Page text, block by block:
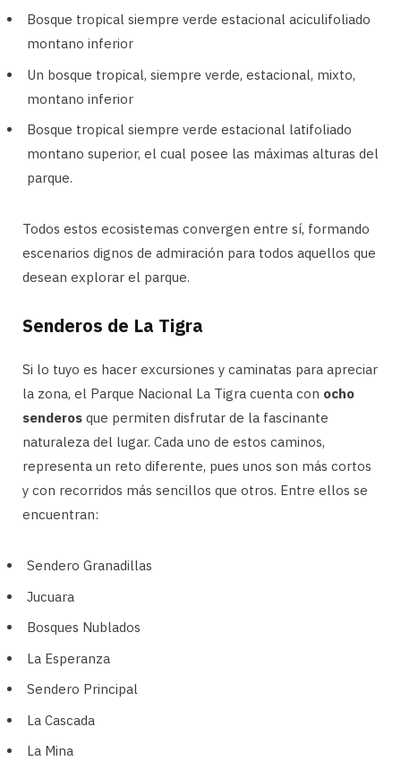
Bosque tropical siempre verde estacional aciculifoliado
montano inferior
Un bosque tropical, siempre verde, estacional, mixto,
montano inferior
Bosque tropical siempre verde estacional latifoliado
montano superior, el cual posee las máximas alturas del
parque.
Todos estos ecosistemas convergen entre sí, formando
escenarios dignos de admiración para todos aquellos que
desean explorar el parque.
Senderos de La Tigra
Si lo tuyo es hacer excursiones y caminatas para apreciar
la zona, el Parque Nacional La Tigra cuenta con ocho
senderos que permiten disfrutar de la fascinante
naturaleza del lugar. Cada uno de estos caminos,
representa un reto diferente, pues unos son más cortos
y con recorridos más sencillos que otros. Entre ellos se
encuentran:
Sendero Granadillas
Jucuara
Bosques Nublados
La Esperanza
Sendero Principal
La Cascada
La Mina